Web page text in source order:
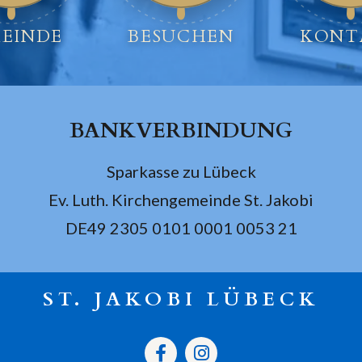
BESUCHEN
BANKVERBINDUNG
Sparkasse zu Lübeck
Ev. Luth. Kirchengemeinde St. Jakobi
DE49 2305 0101 0001 0053 21
ST. JAKOBI LÜBECK